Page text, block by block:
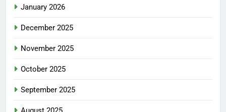
January 2026
December 2025
November 2025
October 2025
September 2025